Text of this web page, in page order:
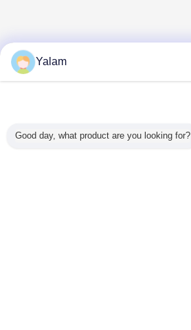
Yalam
Good day, what product are you looking for?